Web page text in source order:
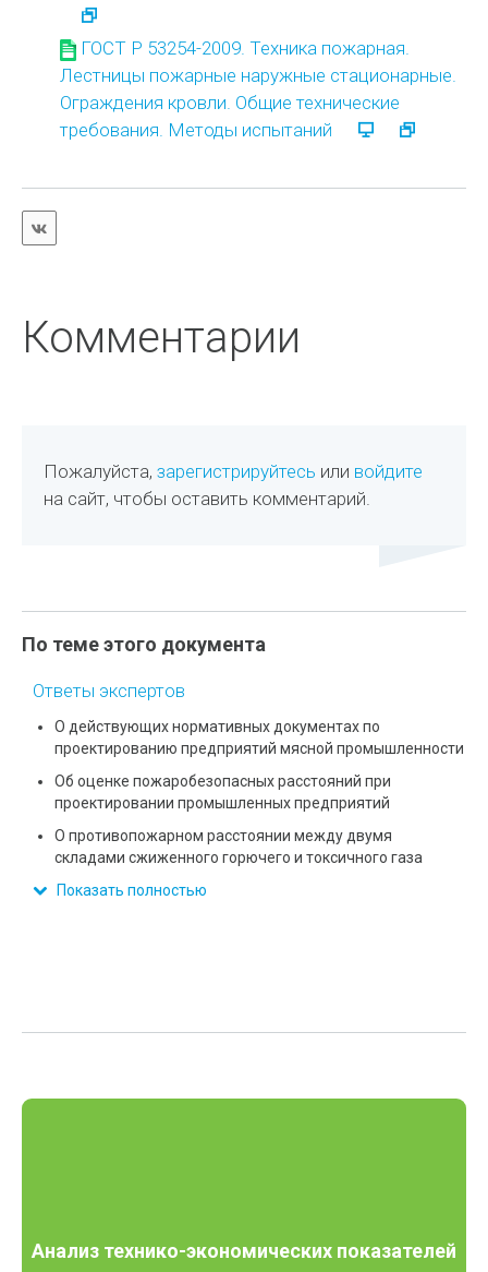
ГОСТ Р 53254-2009. Техника пожарная.
Лестницы пожарные наружные стационарные.
Ограждения кровли. Общие технические
требования. Методы испытаний
Комментарии
Пожалуйста,зарегистрируйтесь или войдите
на сайт, чтобы оставить комментарий.
По теме этого документа
Ответы экспертов
О действующих нормативных документах по
проектированию предприятий мясной промышленности
Об оценке пожаробезопасных расстояний при
проектировании промышленных предприятий
О противопожарном расстоянии между двумя
складами сжиженного горючего и токсичного газа
Показать полностью
Анализ технико-экономических показателей